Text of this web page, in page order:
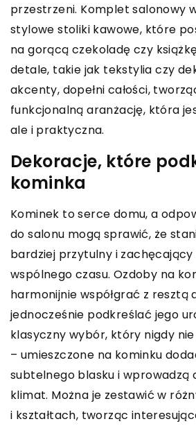
przestrzeni. Komplet salonowy
stylowe stoliki kawowe, które
na gorącą czekoladę czy
detale, takie jak tekstylia czy
akcenty, dopełni całości,
funkcjonalną aranżację, która
ale i praktyczna.
Dekoracje, które
kominka
Kominek to serce domu, a
do salonu mogą sprawić, że
bardziej przytulny i
wspólnego czasu. Ozdoby na
harmonijnie współgrać z resztą
jednocześnie podkreślać jego
klasyczny wybór, który nigdy
– umieszczone na kominku
subtelnego blasku i wprowadzą
klimat. Można je zestawić w
i kształtach, tworząc